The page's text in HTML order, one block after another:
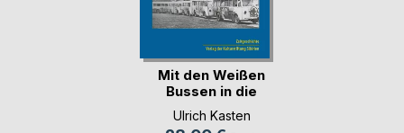
Mit den Weißen
Bussen in die
Freiheit
Ulrich Kasten